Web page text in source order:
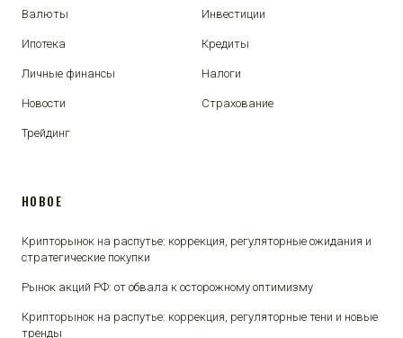
Валюты Инвестиции
Ипотека Кредиты
Личные финансы Налоги
Новости Страхование
Трейдинг
НОВОЕ
Крипторынок на распутье: коррекция, регуляторные ожидания и
стратегические покупки
Рынок акций РФ: от обвала к осторожному оптимизму
Крипторынок на распутье: коррекция, регуляторные тени и новые
тренды